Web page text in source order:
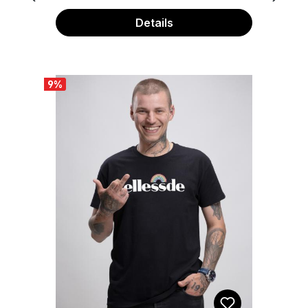
Dealer deines Vertrauens
noch in Form. ✔️ 100% Baumwolle,
190 g/m² – stabil, weich,
atmungsaktiv ✔️ Vegan, Oeko-Tex
Langlebiger Druck im hochwertigen
Print-on-Demand Verfahren ✔️
Klassischer Rundhals, Basic Fit – für
jeden Tag und jede EskalationDas
Model ist 1,80 m groß und trägt
Details
9%